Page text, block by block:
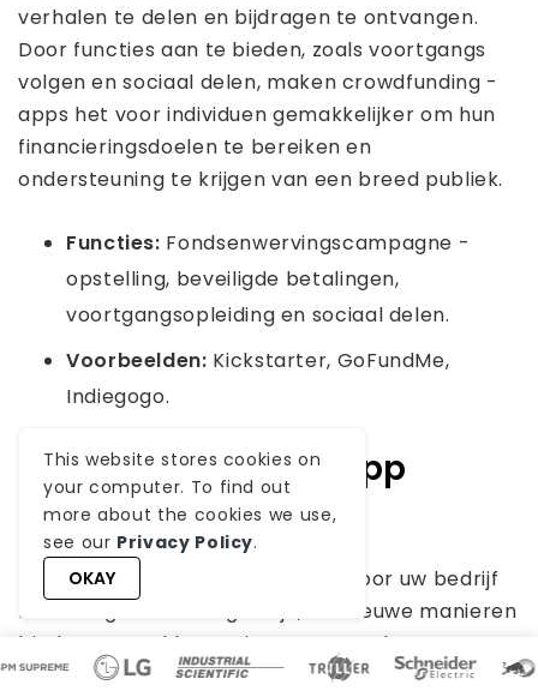
verhalen te delen en bijdragen te ontvangen.
Door functies aan te bieden, zoals voortgangs
volgen en sociaal delen, maken crowdfunding -
apps het voor individuen gemakkelijker om hun
financieringsdoelen te bereiken en
ondersteuning te krijgen van een breed publiek.
Functies: Fondsenwervingscampagne -
opstelling, beveiligde betalingen,
voortgangsopleiding en sociaal delen.
Voorbeelden: Kickstarter, GoFundMe,
Indiegogo.
Klaar met iPhone App
Business Ideas?
Het maken van een iPhone-app voor uw bedrijf
kan een game-changer zijn, die nieuwe manieren
biedt om met klanten in contact te komen,
activiteiten te stroomlijnen en nieuwe
This website stores cookies on
your computer. To find out
more about the cookies we use,
see our Privacy Policy.
OKAY